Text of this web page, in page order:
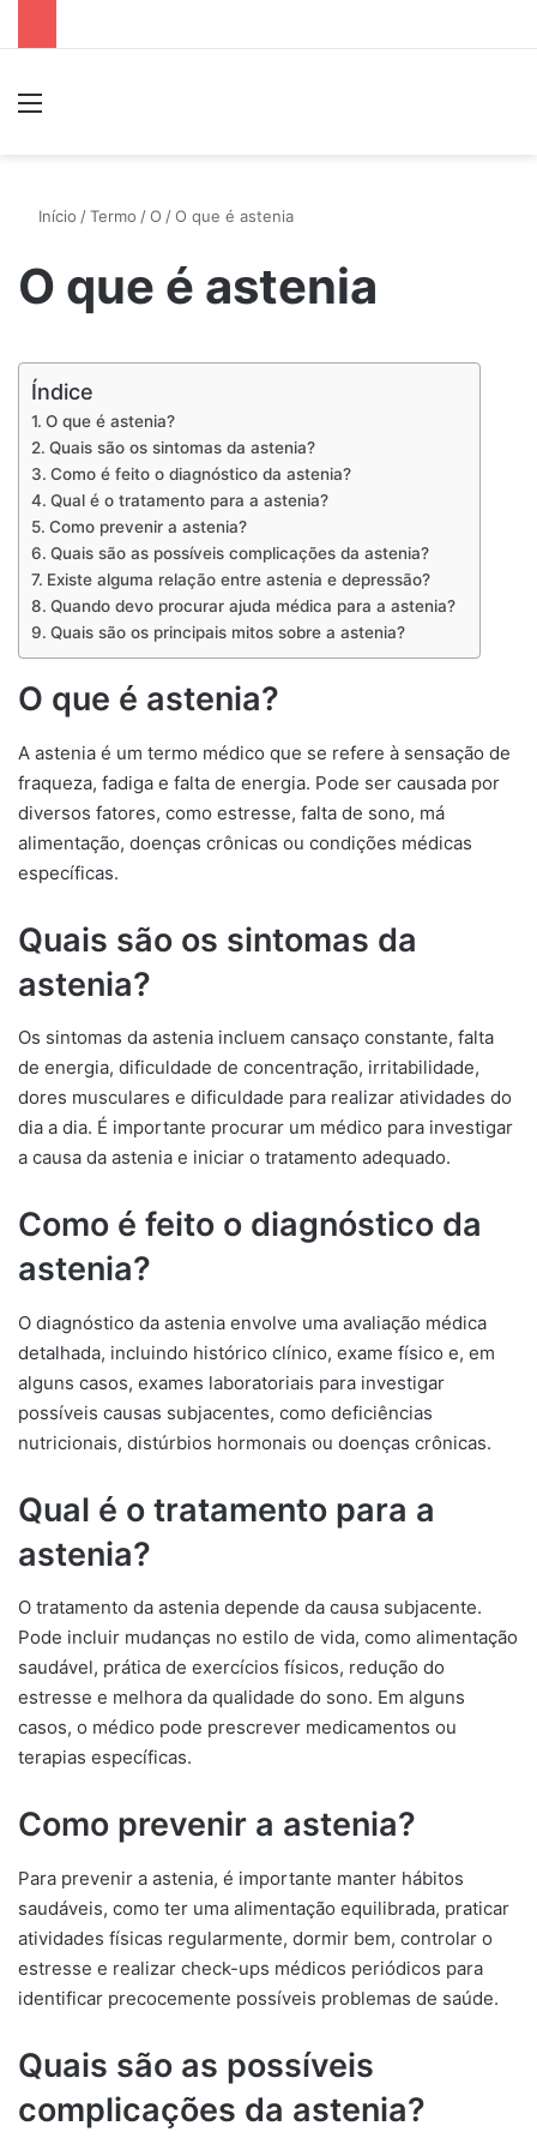
Início /Termo /O /O que é astenia
O que é astenia
Índice
O que é astenia?
Quais são os sintomas da astenia?
Como é feito o diagnóstico da astenia?
Qual é o tratamento para a astenia?
Como prevenir a astenia?
Quais são as possíveis complicações da astenia?
Existe alguma relação entre astenia e depressão?
Quando devo procurar ajuda médica para a astenia?
Quais são os principais mitos sobre a astenia?
O que é astenia?
A astenia é um termo médico que se refere à sensação de
fraqueza, fadiga e falta de energia. Pode ser causada por
diversos fatores, como estresse, falta de sono, má
alimentação, doenças crônicas ou condições médicas
específicas.
Quais são os sintomas da
astenia?
Os sintomas da astenia incluem cansaço constante, falta
de energia, dificuldade de concentração, irritabilidade,
dores musculares e dificuldade para realizar atividades do
dia a dia. É importante procurar um médico para investigar
a causa da astenia e iniciar o tratamento adequado.
Como é feito o diagnóstico da
astenia?
O diagnóstico da astenia envolve uma avaliação médica
detalhada, incluindo histórico clínico, exame físico e, em
alguns casos, exames laboratoriais para investigar
possíveis causas subjacentes, como deficiências
nutricionais, distúrbios hormonais ou doenças crônicas.
Qual é o tratamento para a
astenia?
O tratamento da astenia depende da causa subjacente.
Pode incluir mudanças no estilo de vida, como alimentação
saudável, prática de exercícios físicos, redução do
estresse e melhora da qualidade do sono. Em alguns
casos, o médico pode prescrever medicamentos ou
terapias específicas.
Como prevenir a astenia?
Para prevenir a astenia, é importante manter hábitos
saudáveis, como ter uma alimentação equilibrada, praticar
atividades físicas regularmente, dormir bem, controlar o
estresse e realizar check-ups médicos periódicos para
identificar precocemente possíveis problemas de saúde.
Quais são as possíveis
complicações da astenia?